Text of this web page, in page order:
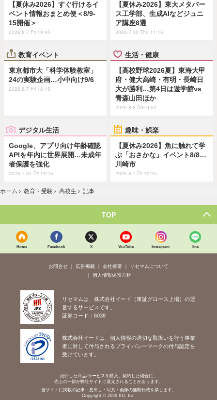
【夏休み2026】すぐ行けるイ
ベント情報おまとめ便＜8/9-
15開催＞
2026.8.7 Fri 19:45
【夏休み2026】東大メタバー
ス工学部、生成AIなどジュニ
ア講座6選
2026.7.30 Thu 11:15
教育イベント
東京都市大「科学体験教室」
24の実験企画…小中向け9/6
2026.8.7 Fri 18:15
生活・健康
【高校野球2026夏】東海大甲
府・健大高崎・有明・長崎日
大が勝利…第4日は遊学館vs
青森山田ほか
2026.8.8 Sat 9:52
デジタル生活
Google、アプリ向け年齢確認
APIを年内に世界展開…未成年
者保護を強化
2026.7.31 Fri 13:45
趣味・娯楽
【夏休み2026】魚に触れて学
ぶ「おさかな」イベント8/8…
川崎市
2026.8.7 Fri 10:45
ホーム › 教育・受験 › 高校生 › 記事
TOP
Home Facebook X YouTube Instagram line
お問合せ 広告掲載 会社概要
リセマムについて
個人情報保護方針
リセマムは、株式会社イード（東証グロース上場）の運
営するサービスです。
証券コード：6038
株式会社イードは、個人情報の適切な取扱いを行う事業
者に対して付与されるプライバシーマークの付与認定を
受けています。
紹介した商品/サービスを購入、契約した場合に、
売上の一部が弊社サイトに還元されることがあります。
当サイトに掲載の記事・見出し・写真・画像の無断転載を禁じます。
Copyright © 2026 IID, Inc.